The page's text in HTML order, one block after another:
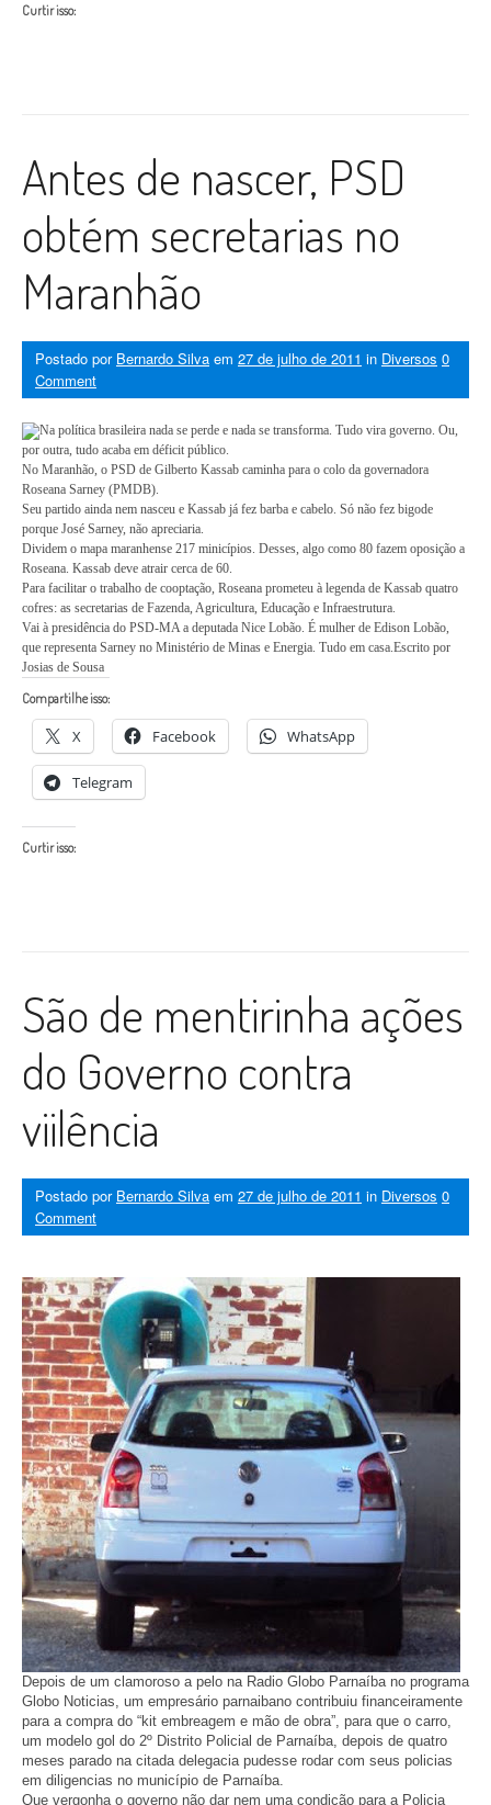
Curtir isso:
Antes de nascer, PSD
obtém secretarias no
Maranhão
Postado por Bernardo Silva em 27 de julho de 2011 in Diversos 0
Comment
Na política brasileira nada se perde e nada se transforma. Tudo vira governo. Ou,
por outra, tudo acaba em déficit público.
No Maranhão, o PSD de Gilberto Kassab caminha para o colo da governadora
Roseana Sarney (PMDB).
Seu partido ainda nem nasceu e Kassab já fez barba e cabelo. Só não fez bigode
porque José Sarney, não apreciaria.
Dividem o mapa maranhense 217 minicípios. Desses, algo como 80 fazem oposição a
Roseana. Kassab deve atrair cerca de 60.
Para facilitar o trabalho de cooptação, Roseana prometeu à legenda de Kassab quatro
cofres: as secretarias de Fazenda, Agricultura, Educação e Infraestrutura.
Vai à presidência do PSD-MA a deputada Nice Lobão. É mulher de Edison Lobão,
que representa Sarney no Ministério de Minas e Energia. Tudo em casa.Escrito por
Josias de Sousa
Compartilhe isso:
X Facebook WhatsApp
Telegram
Curtir isso:
São de mentirinha ações
do Governo contra
viilência
Postado por Bernardo Silva em 27 de julho de 2011 in Diversos 0
Comment
Depois de um clamoroso a pelo na Radio Globo Parnaíba no programa
Globo Noticias, um empresário parnaibano contribuiu financeiramente
para a compra do “kit embreagem e mão de obra”, para que o carro,
um modelo gol do 2º Distrito Policial de Parnaíba, depois de quatro
meses parado na citada delegacia pudesse rodar com seus policias
em diligencias no município de Parnaíba.
Que vergonha o governo não dar nem uma condição para a Policia